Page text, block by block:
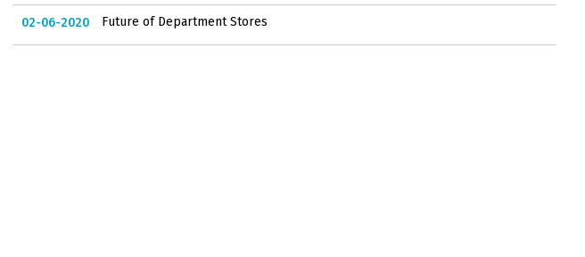
02-06-2020 Future of Department Stores